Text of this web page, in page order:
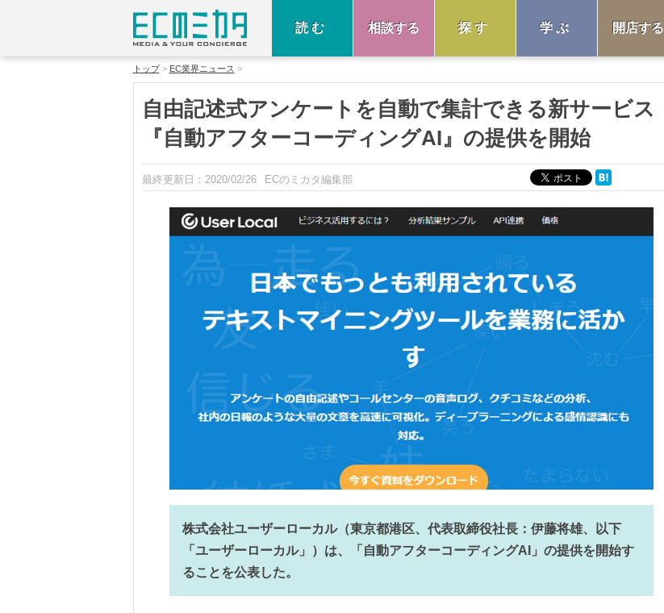
読む 相談する 探す 学ぶ 開店する
トップ EC業界ニュース
自由記述式アンケートを自動で集計できる新サービス
『自動アフターコーディングAI』の提供を開始
最終更新日： 2020/02/26 ECのミカタ編集部
株式会社ユーザーローカル（東京都港区、代表取締役社長：伊藤将雄、以下
「ユーザーローカル」）は、「自動アフターコーディングAI」の提供を開始す
ることを公表した。